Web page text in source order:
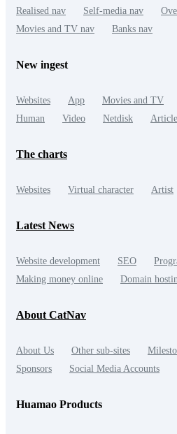
Realised nav
Self-media nav
Movies and TV nav
Banks nav
New ingest
Websites App Movies and TV
Human
Video Netdisk Article
The charts
Websites Virtual character Artist
Latest News
Website development SEO
Making money online
Domain
About CatNav
About Us Other sub-sites
Sponsors
Social Media Accounts
Huamao Products